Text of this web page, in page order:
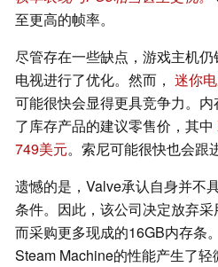
至更高的帧率。
尽管存在一些缺点，游戏主机
电视进行了优化。然而， 迷你
可能很快会显得更具竞争力。
了库存产品的建议零售价，其中
749美元。索尼可能很快也会跟
遗憾的是，Valve承认自身并不
条件。因此，该公司决定放弃采
而采购更多现成的16GB内存条
Steam Machine的性能产生了